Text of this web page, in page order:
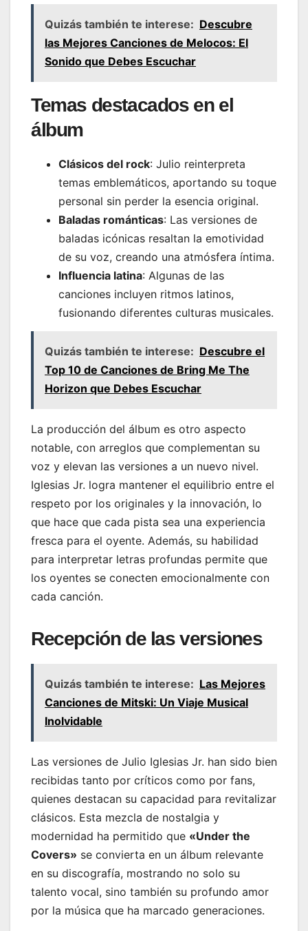
Quizás también te interese: Descubre
las Mejores Canciones de Melocos: El
Sonido que Debes Escuchar
Temas destacados en el
álbum
Clásicos del rock: Julio reinterpreta
temas emblemáticos, aportando su toque
personal sin perder la esencia original.
Baladas románticas: Las versiones de
baladas icónicas resaltan la emotividad
de su voz, creando una atmósfera íntima.
Influencia latina: Algunas de las
canciones incluyen ritmos latinos,
fusionando diferentes culturas musicales.
Quizás también te interese: Descubre el
Top 10 de Canciones de Bring Me The
Horizon que Debes Escuchar
La producción del álbum es otro aspecto
notable, con arreglos que complementan su
voz y elevan las versiones a un nuevo nivel.
Iglesias Jr. logra mantener el equilibrio entre el
respeto por los originales y la innovación, lo
que hace que cada pista sea una experiencia
fresca para el oyente. Además, su habilidad
para interpretar letras profundas permite que
los oyentes se conecten emocionalmente con
cada canción.
Recepción de las versiones
Quizás también te interese: Las Mejores
Canciones de Mitski: Un Viaje Musical
Inolvidable
Las versiones de Julio Iglesias Jr. han sido bien
recibidas tanto por críticos como por fans,
quienes destacan su capacidad para revitalizar
clásicos. Esta mezcla de nostalgia y
modernidad ha permitido que «Under the
Covers» se convierta en un álbum relevante
en su discografía, mostrando no solo su
talento vocal, sino también su profundo amor
por la música que ha marcado generaciones.